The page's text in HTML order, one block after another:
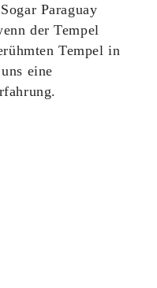
Paraguay
der Tempel
Tempel in
eine